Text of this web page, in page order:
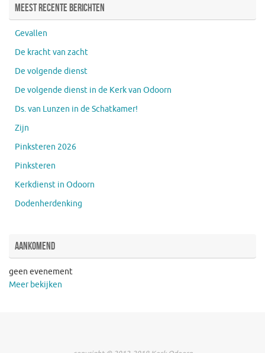
Meest recente berichten
Gevallen
De kracht van zacht
De volgende dienst
De volgende dienst in de Kerk van Odoorn
Ds. van Lunzen in de Schatkamer!
Zijn
Pinksteren 2026
Pinksteren
Kerkdienst in Odoorn
Dodenherdenking
Aankomend
geen evenement
Meer bekijken